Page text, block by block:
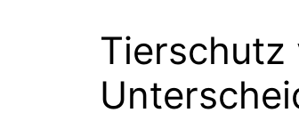
Tierschutz